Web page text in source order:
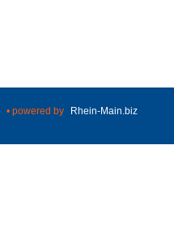
• powered by Rhein-Main.biz